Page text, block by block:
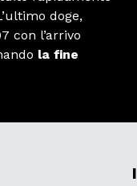
doge,
con l’arrivo
la fine